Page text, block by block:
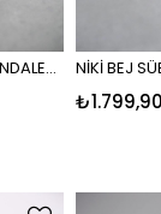
NİKİ SİYAH MAT SATEN SANDALET SİYAH NİKİ BEJ
₺1.799,90